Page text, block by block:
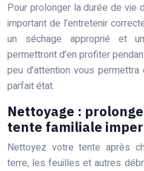
Pour prolonger la durée de vie
important de l’entretenir
un séchage approprié et
permettront d’en profiter
peu d’attention vous
parfait état.
Nettoyage :
tente familiale
Nettoyez votre tente après
terre, les feuilles et autres